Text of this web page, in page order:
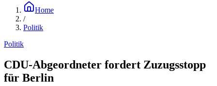
Home
/
Politik
Politik
CDU-Abgeordneter fordert Zuzugsstopp
für Berlin